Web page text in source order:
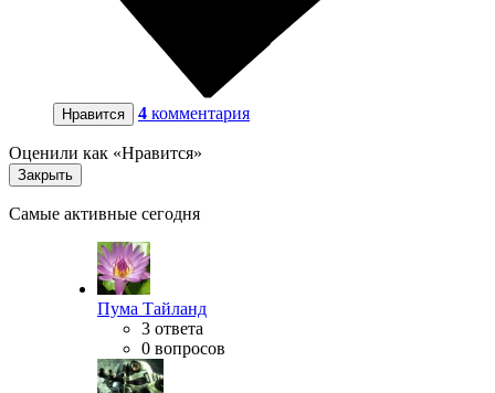
Нравится 4 комментария
Оценили как «Нравится»
Закрыть
Самые активные сегодня
Пума Тайланд
3 ответа
0 вопросов